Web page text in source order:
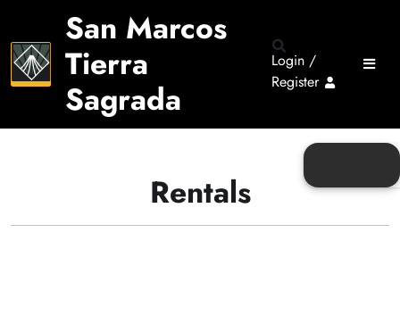
San Marcos
Tierra
Sagrada
Login /
Register
Rentals